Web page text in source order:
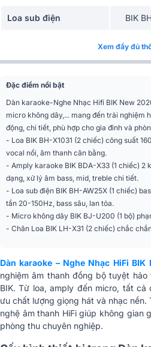
Loa sub điện BIK
BIK
Xem đầy đủ
Đặc điểm nổi bật
Dàn karaoke-Nghe Nhạc Hifi BIK New
micro không dây,... mang đến trải nghiệm
động, chi tiết, phù hợp cho gia đình và
- Loa BIK BH-X1031 (2 chiếc) công suất
vocal nổi, âm thanh cân bằng.
- Amply karaoke BIK BDA-X33 (1 chiếc)
dạng, xử lý âm bass, mid, treble chi tiết.
- Loa sub điện BIK BH-AW25X (1 chiếc)
tần 20-150Hz, bass sâu, lan tỏa.
- Micro không dây BIK BJ-U200 (1 bộ)
- Chân Loa BIK LH-X31 (2 chiếc) chắc
Dàn karaoke – Nghe Nhạc HiFi
nghiệm âm thanh đồng bộ tuyệt
BIK. Từ loa, amply đến micro, tất
ưu chất lượng giọng hát và nhạc
nghệ âm thanh HiFi giúp không gian
phòng thu chuyên nghiệp.